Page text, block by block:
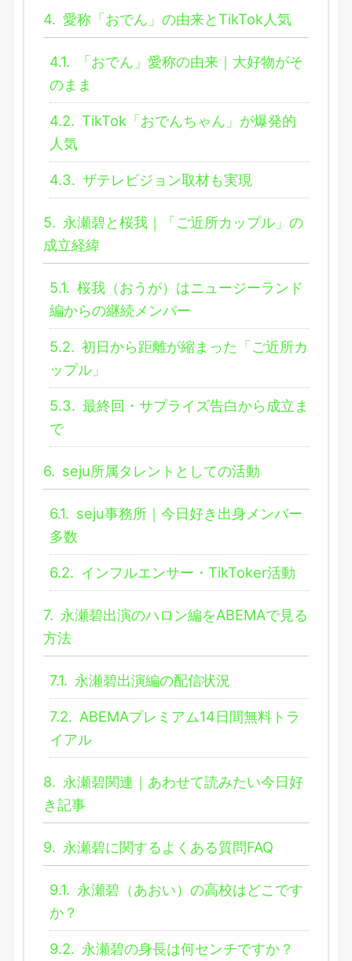
4. 愛称「おでん」の由来とTikTok人気
4.1.
「おでん」愛称の由来｜大好物がそ
のまま
4.2. TikTok「おでんちゃん」が爆発的
人気
4.3. ザテレビジョン取材も実現
5. 永瀬碧と桜我｜「ご近所カップル」の
成立経緯
5.1. 桜我（おうが）はニュージーランド
編からの継続メンバー
5.2. 初日から距離が縮まった「ご近所カ
ップル」
5.3. 最終回・サプライズ告白から成立ま
で
6. seju所属タレントとしての活動
6.1. seju事務所｜今日好き出身メンバー
多数
6.2. インフルエンサー・TikToker活動
7. 永瀬碧出演のハロン編をABEMAで見る
方法
7.1. 永瀬碧出演編の配信状況
7.2. ABEMAプレミアム14日間無料トラ
イアル
8. 永瀬碧関連｜あわせて読みたい今日好
き記事
9. 永瀬碧に関するよくある質問FAQ
9.1. 永瀬碧（あおい）の高校はどこです
か？
9.2. 永瀬碧の身長は何センチですか？